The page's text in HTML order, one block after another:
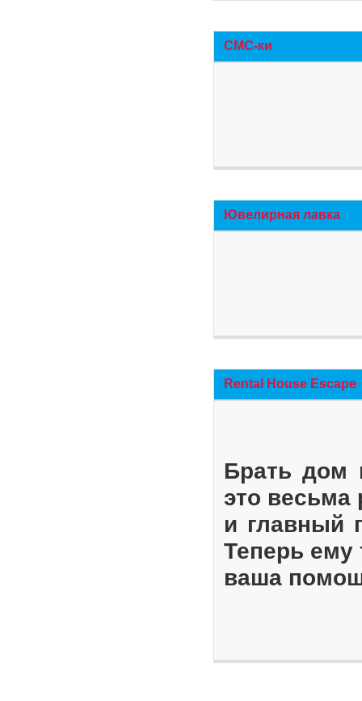
СМС-ки
Ювелирная лавка
Rental House Escape
Брать дом
это весьма
и главный
Теперь ему
ваша